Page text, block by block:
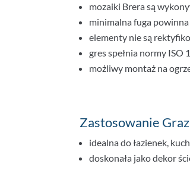
mozaiki Brera są
minimalna fuga
elementy nie są
gres spełnia normy
możliwy montaż na
Zastosowanie
idealna do łazienek,
doskonała jako dekor